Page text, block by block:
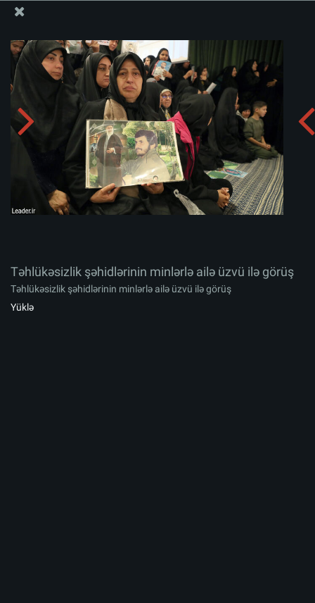
Təhlükəsizlik şəhidlərinin minlərlə ailə üzvü ilə görüş
Albomu yüklə: zip
Təhlükəsizlik şəhidlərinin minlərlə ailə üzvü ilə görüş
Təhlükəsizlik şəhidlərinin minlərlə ailə üzvü ilə görüş
Yüklə